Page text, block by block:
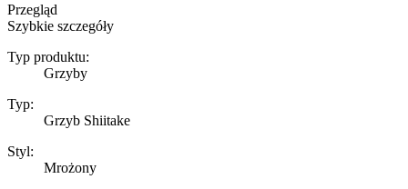
Przegląd
Szybkie szczegóły
Typ produktu:
Grzyby
Typ:
Grzyb Shiitake
Styl:
Mrożony